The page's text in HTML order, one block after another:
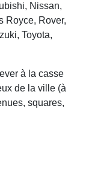
Nissan,
Royce, Rover,
Toyota,
à la casse
de la ville (à
squares,